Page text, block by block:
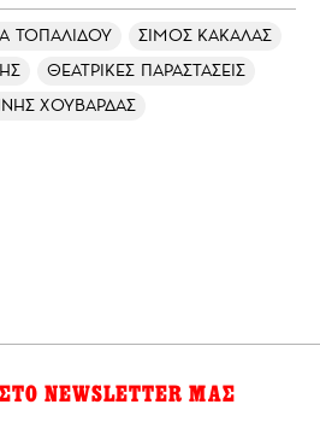
ΤΟΠΑΛΙΔΟΥ
ΣΙΜΟΣ ΚΑΚΑΛΑΣ
ΘΕΑΤΡΙΚΕΣ ΠΑΡΑΣΤΑΣΕΙΣ
ΧΟΥΒΑΡΔΑΣ
NEWSLETTER ΜΑΣ